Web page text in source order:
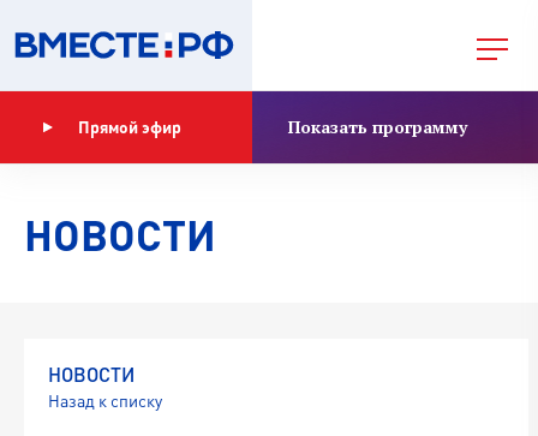
Прямой эфир Показать программу
НОВОСТИ
НОВОСТИ
Назад к списку